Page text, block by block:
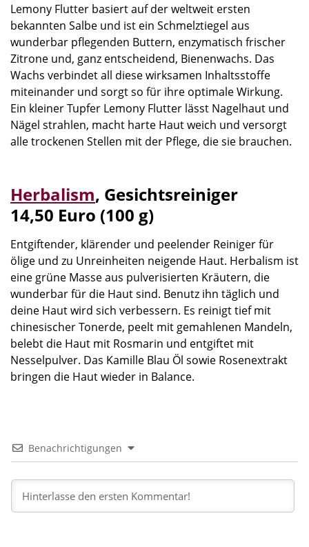
Lemony Flutter basiert auf der weltweit ersten
bekannten Salbe und ist ein Schmelztiegel aus
wunderbar pflegenden Buttern, enzymatisch frischer
Zitrone und, ganz entscheidend, Bienenwachs. Das
Wachs verbindet all diese wirksamen Inhaltsstoffe
miteinander und sorgt so für ihre optimale Wirkung.
Ein kleiner Tupfer Lemony Flutter lässt Nagelhaut und
Nägel strahlen, macht harte Haut weich und versorgt
alle trockenen Stellen mit der Pflege, die sie brauchen.
Herbalism, Gesichtsreiniger
14,50 Euro (100 g)
Entgiftender, klärender und peelender Reiniger für
ölige und zu Unreinheiten neigende Haut. Herbalism ist
eine grüne Masse aus pulverisierten Kräutern, die
wunderbar für die Haut sind. Benutz ihn täglich und
deine Haut wird sich verbessern. Es reinigt tief mit
chinesischer Tonerde, peelt mit gemahlenen Mandeln,
belebt die Haut mit Rosmarin und entgiftet mit
Nesselpulver. Das Kamille Blau Öl sowie Rosenextrakt
bringen die Haut wieder in Balance.
Benachrichtigungen